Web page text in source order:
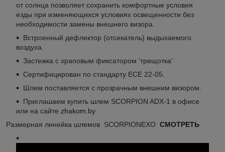
от солнца позволяет сохранить комфортные условия
езды при изменяющихся условиях освещенности без
необходимости замены внешнего визора.
Встроенный дефлектор (отсекатель) выдыхаемого
воздуха.
Застежка с храповым фиксатором 'трещотка'
Сертифицирован по стандарту ECE 22-05.
Шлем поставляется с прозрачным внешним визором.
Приглашаем купить шлем SCORPION ADX-1 в офисе
или на сайте zhakom.by
Размерная линейка шлемов SCORPIONEXO СМОТРЕТЬ